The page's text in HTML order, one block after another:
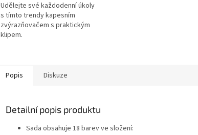
Udělejte své každodenní úkoly
s tímto trendy kapesním
zvýrazňovačem s praktickým
klipem.
Popis Diskuze
Detailní popis produktu
Sada obsahuje 18 barev ve složení: